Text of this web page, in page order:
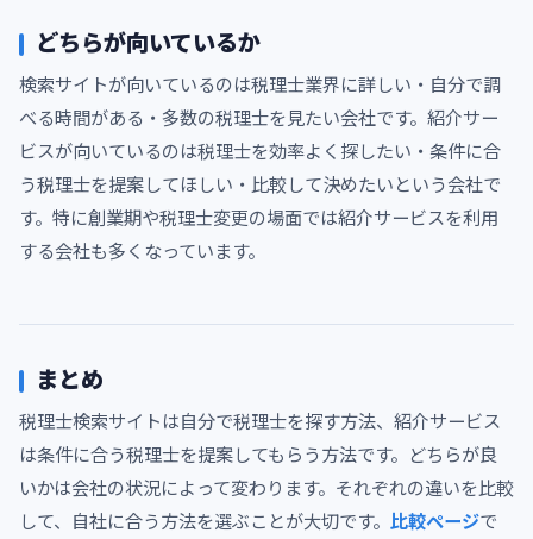
どちらが向いているか
検索サイトが向いているのは税理士業界に詳しい・自分で調
べる時間がある・多数の税理士を見たい会社です。紹介サー
ビスが向いているのは税理士を効率よく探したい・条件に合
う税理士を提案してほしい・比較して決めたいという会社で
す。特に創業期や税理士変更の場面では紹介サービスを利用
する会社も多くなっています。
まとめ
税理士検索サイトは自分で税理士を探す方法、紹介サービス
は条件に合う税理士を提案してもらう方法です。どちらが良
いかは会社の状況によって変わります。それぞれの違いを比較
して、自社に合う方法を選ぶことが大切です。 比較ページで